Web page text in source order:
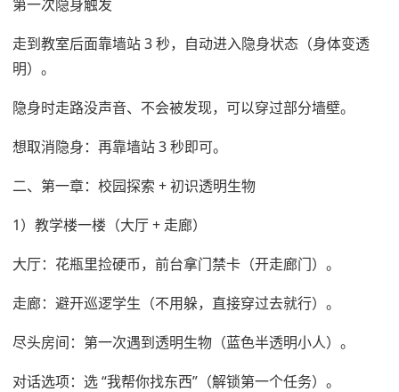
第一次隐身触发
走到教室后面靠墙站 3 秒，自动进入隐身状态（身体变透
明）。
隐身时走路没声音、不会被发现，可以穿过部分墙壁。
想取消隐身：再靠墙站 3 秒即可。
二、第一章：校园探索 + 初识透明生物
1）教学楼一楼（大厅 + 走廊）
大厅：花瓶里捡硬币，前台拿门禁卡（开走廊门）。
走廊：避开巡逻学生（不用躲，直接穿过去就行）。
尽头房间：第一次遇到透明生物（蓝色半透明小人）。
对话选项：选 “我帮你找东西”（解锁第一个任务）。